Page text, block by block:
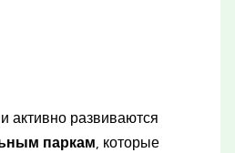
активно развиваются
паркам, которые